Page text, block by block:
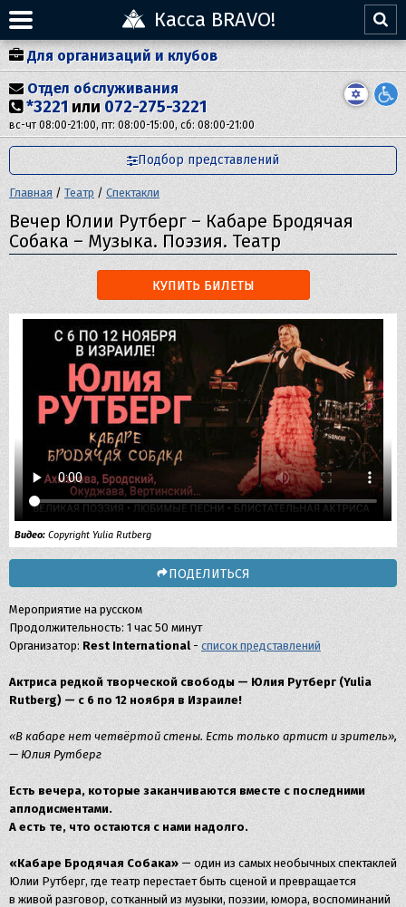
Касса BRAVO!
Для организаций и клубов
Отдел обслуживания
*3221 или 072-275-3221
вс-чт 08:00-21:00, пт: 08:00-15:00, сб: 08:00-21:00
Подбор представлений
Главная / Театр / Спектакли
Вечер Юлии Рутберг – Кабаре Бродячая
Собака – Музыка. Поэзия. Театр
КУПИТЬ БИЛЕТЫ
Видео: Copyright Yulia Rutberg
ПОДЕЛИТЬСЯ
Мероприятие на русском
Продолжительность: 1 час 50 минут
Организатор: Rest International - список представлений
Актриса редкой творческой свободы — Юлия Рутберг (Yulia
Rutberg) — с 6 по 12 ноября в Израиле!
«В кабаре нет четвёртой стены. Есть только артист и зритель»,
— Юлия Рутберг
Есть вечера, которые заканчиваются вместе с последними
аплодисментами.
А есть те, что остаются с нами надолго.
«Кабаре Бродячая Собака» — один из самых необычных спектаклей
Юлии Рутберг, где театр перестает быть сценой и превращается
в живой разговор, сотканный из музыки, поэзии, юмора, воспоминаний